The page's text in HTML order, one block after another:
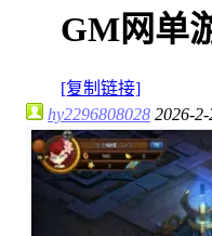
GM网单
[复制链接]
hy2296808028 2026-